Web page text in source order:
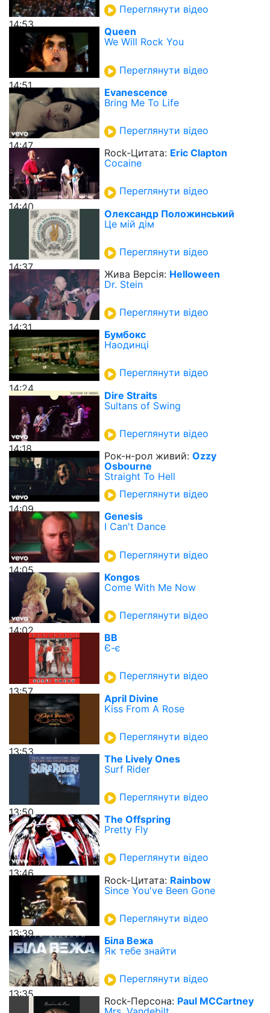
14:53
Переглянути відео
14:51
Queen
We Will Rock You
Переглянути відео
14:47
Evanescence
Bring Me To Life
Переглянути відео
14:40
Rock-Цитата: Eric Clapton
Cocaine
Переглянути відео
14:37
Олександр Положинський
Це мій дім
Переглянути відео
14:31
Жива Версія: Helloween
Dr. Stein
Переглянути відео
14:24
Бумбокс
Наодинці
Переглянути відео
14:18
Dire Straits
Sultans of Swing
Переглянути відео
14:09
Рок-н-рол живий: Ozzy
Osbourne
Straight To Hell
Переглянути відео
14:05
Genesis
I Can't Dance
Переглянути відео
14:02
Kongos
Come With Me Now
Переглянути відео
13:57
ВВ
Є-є
Переглянути відео
13:53
April Divine
Kiss From A Rose
Переглянути відео
13:50
The Lively Ones
Surf Rider
Переглянути відео
13:46
The Offspring
Pretty Fly
Переглянути відео
13:39
Rock-Цитата: Rainbow
Since You've Been Gone
Переглянути відео
13:35
Біла Вежа
Як тебе знайти
Переглянути відео
Rock-Персона: Paul MCCartney